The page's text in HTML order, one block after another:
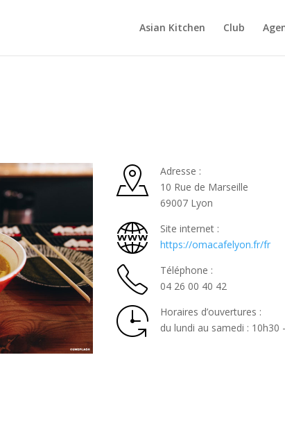
Asian Kitchen Club
Adresse :
10 Rue de Marseille
69007 Lyon
Site internet :
https://omacafelyon.fr/fr
Téléphone :
04 26 00 40 42
Horaires d’ouvertures :
du lundi au samedi :